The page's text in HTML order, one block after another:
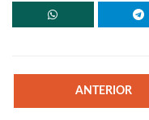
ANTERIOR